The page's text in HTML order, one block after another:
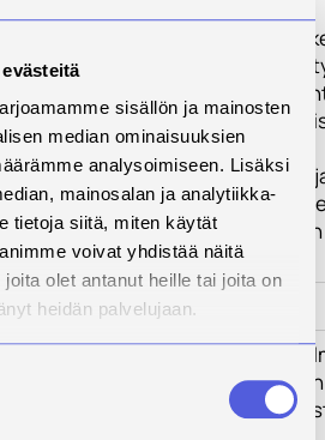
sisällön ja mainosten
median ominaisuuksien
analysoimiseen. Lisäksi
mainosalan ja analytiikka-
tietoja siitä, miten käytät
voivat yhdistää näitä
olet antanut heille tai joita on
heidän palvelujaan.
lisäresurssit
nopeuttavat
kehittämis- ja
sekä
suunnittelua,
käynnistämistä
toteuttamista
uusien yritysten
perustamista.
.
Eastwood-
palvelujen ja sen